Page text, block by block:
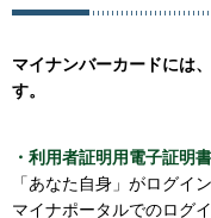
マイナンバーカードには
す。
・利用者証明用電子証明書
「あなた自身」がログイ
マイナポータルでのログ